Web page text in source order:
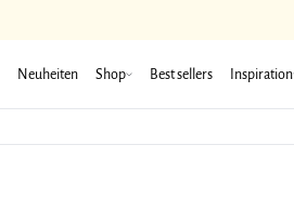
Neuheiten Shop Best sellers Inspiration